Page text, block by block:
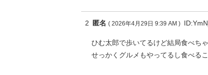
2 匿名 ( 2026年4月29日 9:39 AM )
ひむ太郎で歩いてるけど結局食べち
せっかくグルメもやってるし食べる